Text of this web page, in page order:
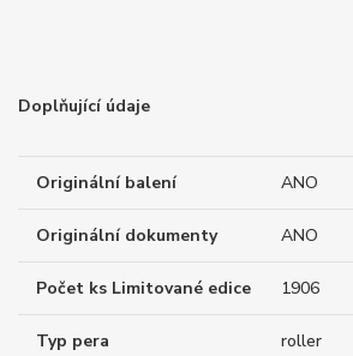
Doplňující údaje
Originální balení ANO
Originální dokumenty ANO
Počet ks Limitované edice 1906
Typ pera roller